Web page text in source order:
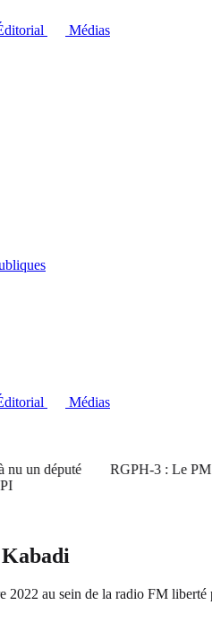
Médias
Médias
député
RGPH-3 : Le PM
Kabadi
2022 au sein de la radio FM